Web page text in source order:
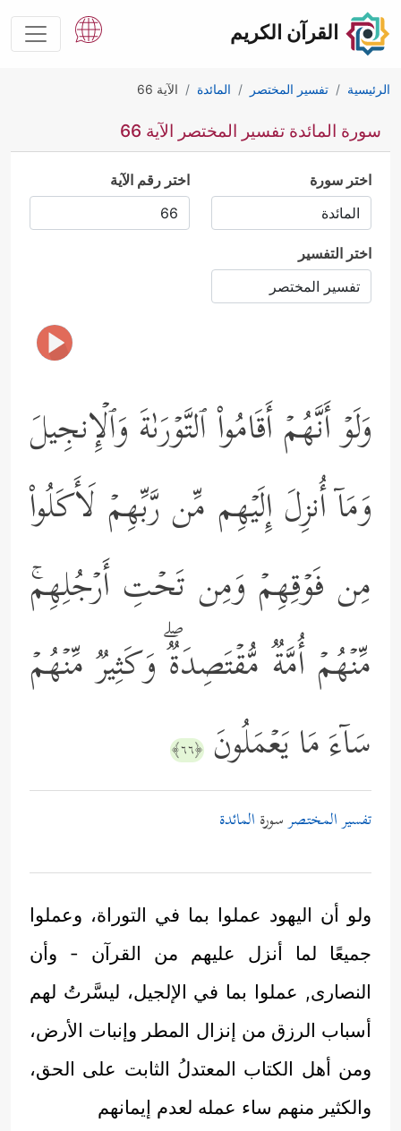
القرآن الكريم
الرئيسية تفسير المختصر المائدة الآية 66
سورة المائدة تفسير المختصر الآية 66
اختر سورة اختر رقم الآية
اختر التفسير
وَلَوۡ أَنَّهُمۡ أَقَامُواْ ٱلتَّوۡرَىٰةَ وَٱلۡإِنجِیلَ
وَمَاۤ أُنزِلَ إِلَیۡهِم مِّن رَّبِّهِمۡ لَأَكَلُواْ
مِن فَوۡقِهِمۡ وَمِن تَحۡتِ أَرۡجُلِهِمۚ
مِّنۡهُمۡ أُمَّةࣱ مُّقۡتَصِدَةࣱۖ وَكَثِیرࣱ مِّنۡهُمۡ
سَاۤءَ مَا یَعۡمَلُونَ ﴿٦٦﴾
تفسير المختصرسورة المائدة
ولو أن اليهود عملوا بما في التوراة، وعملوا
جميعًا لما أنزل عليهم من القرآن - وأن
النصارى, عملوا بما في الإلجيل، ليسَّرتُ لهم
أسباب الرزق من إنزال المطر وإنبات الأرض،
ومن أهل الكتاب المعتدلُ الثابت على الحق،
والكثير منهم ساء عمله لعدم إيمانهم